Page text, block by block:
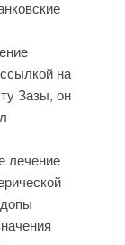
на
Зазы, он
лечение